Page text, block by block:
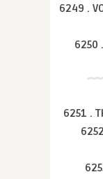
6249 .
6250
6251 .